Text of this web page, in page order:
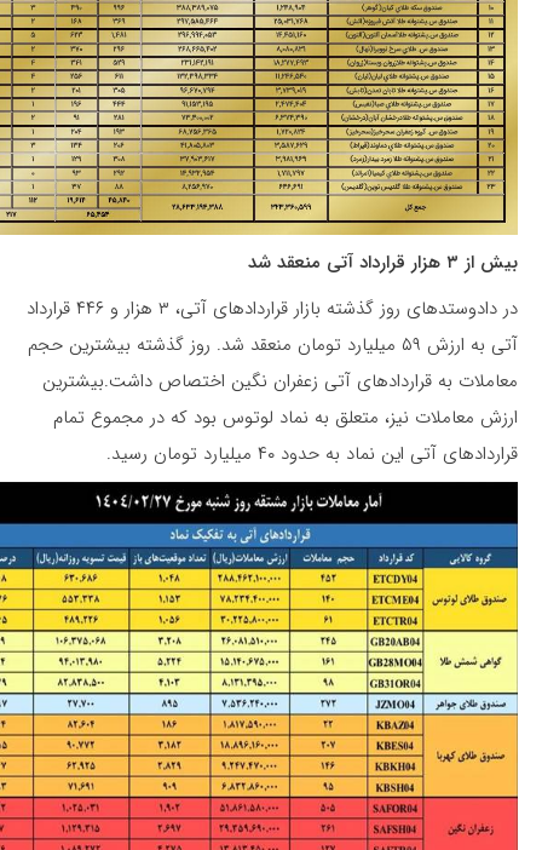
بیش از ۳ هزار قرارداد آتی منعقد شد
در دادوستدهای روز گذشته بازار قراردادهای آتی، ۳ هزار و ۴۴۶ قرارداد
آتی به ارزش ۵۹ میلیارد تومان منعقد شد. روز گذشته بیشترین حجم
معاملات به قراردادهای آتی زعفران نگین اختصاص داشت.بیشترین
ارزش معاملات نیز، متعلق به نماد لوتوس بود که در مجموع تمام
قراردادهای آتی این نماد به حدود ۴۰ میلیارد تومان رسید.